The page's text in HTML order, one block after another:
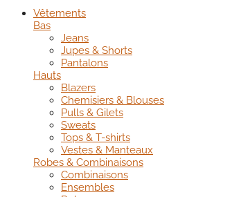
Vêtements
Bas
Jeans
Jupes & Shorts
Pantalons
Hauts
Blazers
Chemisiers & Blouses
Pulls & Gilets
Sweats
Tops & T-shirts
Vestes & Manteaux
Robes & Combinaisons
Combinaisons
Ensembles